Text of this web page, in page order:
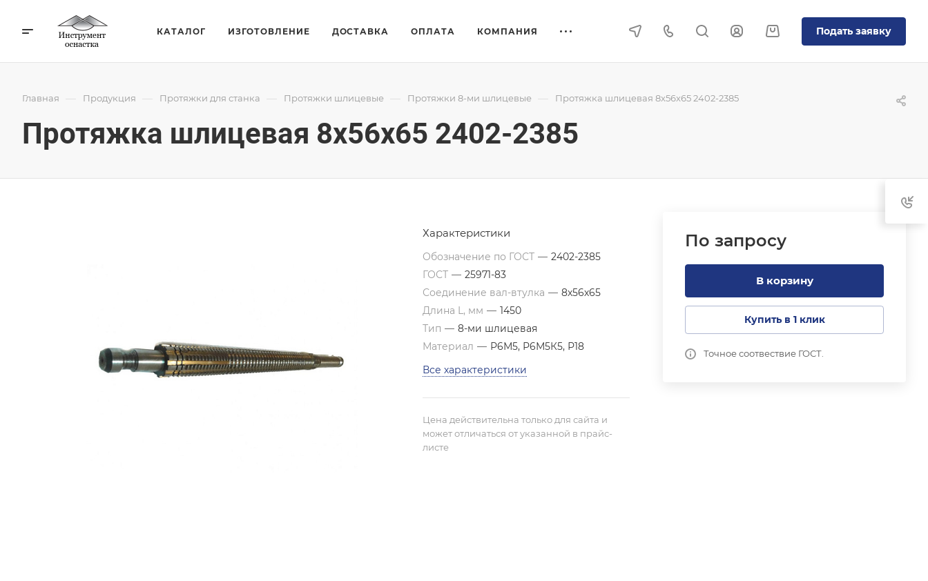
КАТАЛОГ ИЗГОТОВЛЕНИЕ ДОСТАВКА ОПЛАТА КОМПАНИЯ Подать заявку
Главная — Продукция — Протяжки для станка — Протяжки шлицевые — Протяжки 8-ми шлицевые — Протяжка шлицевая 8x56x65 2402-2385
Протяжка шлицевая 8x56x65 2402-2385
По запросу
В корзину
Купить в 1 клик
Точное соотвествие ГОСТ.
Характеристики
Обозначение по ГОСТ — 2402-2385
ГОСТ — 25971-83
Соединение вал-втулка — 8х56х65
Длина L, мм — 1450
Тип — 8-ми шлицевая
Материал — Р6М5, Р6М5К5, Р18
Все характеристики
Цена действительна только для сайта и
может отличаться от указанной в прайс-
листе